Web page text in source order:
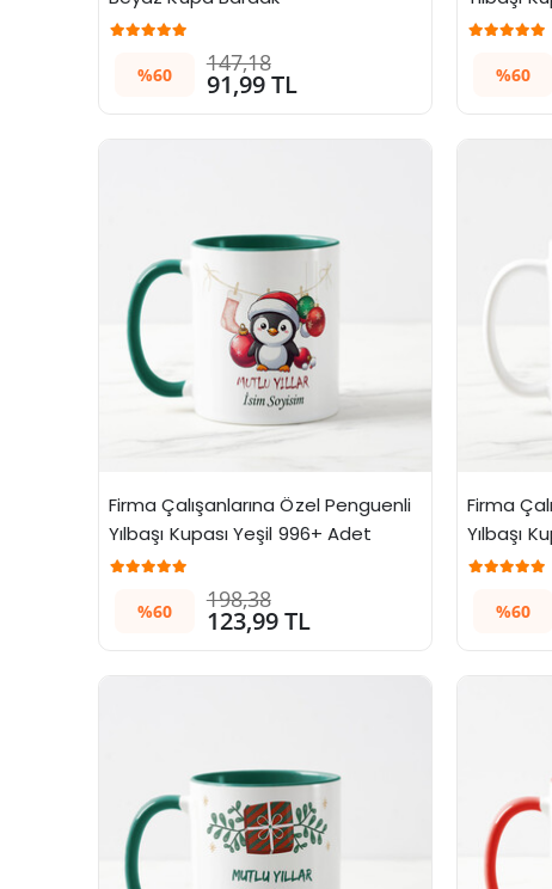
%60 147,18
91,99 TL %60
Firma Çalışanlarına Özel Penguenli
Yılbaşı Kupası Yeşil 996+ Adet
%60 198,38
123,99 TL
Firma
Yılbaşı
%60